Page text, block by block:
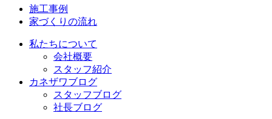
施工事例
家づくりの流れ
私たちについて
会社概要
スタッフ紹介
カネザワブログ
スタッフブログ
社長ブログ